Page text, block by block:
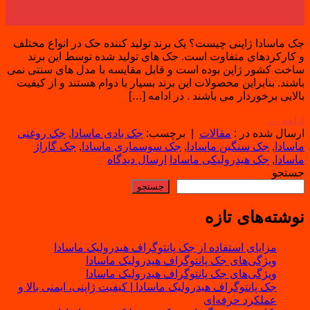
جک ماسادا ژاپنی چیست؟ یک برند تولید کننده جک در انواع مختلف
و کارکردهای متفاوت است. جک های تولید شده توسط این برند
ساخت کشور ژاپن بوده است و قابل مقایسه با مدل های سنتی نمی
باشند. بنابراین محصولات این برند بسیار با دوام هستند و از کیفیت
بالایی برخوردار می باشند . در ادامه […]
ادامه →
ارسال شده در : مقالات برچسب: جک بادی ماسادا , جک روغنی
ماسادا , جک سنگین ماسادا , جک سوسماری ماسادا , جک گاراژ
ماسادا , جک هیدرولیکی ماسادا
ارسال دیدگاه
جستجو
جستجو
نوشته‌های تازه
مزایای استفاده از جک پانتوگراف هیدرولیک ماسادا
ویژگی‌های جک پانتوگراف هیدرولیک ماسادا
ویژگی‌های جک پانتوگراف هیدرولیک ماسادا
جک پانتوگراف هیدرولیک ماسادا | کیفیت ژاپنی، ایمنی بالا و
عملکرد حرفه‌ای